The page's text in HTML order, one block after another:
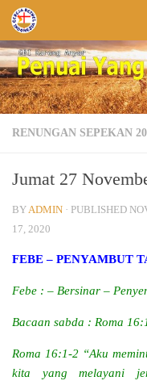
Skip to content
RENUNGAN SEPEKAN
Jumat 27
BYADMIN · PUBLISHED
17, 2020
FEBE – PENYAMBUT
Febe : – Bersinar –
Bacaan sabda : Roma
Roma 16:1-2 “Aku
kita yang melayani